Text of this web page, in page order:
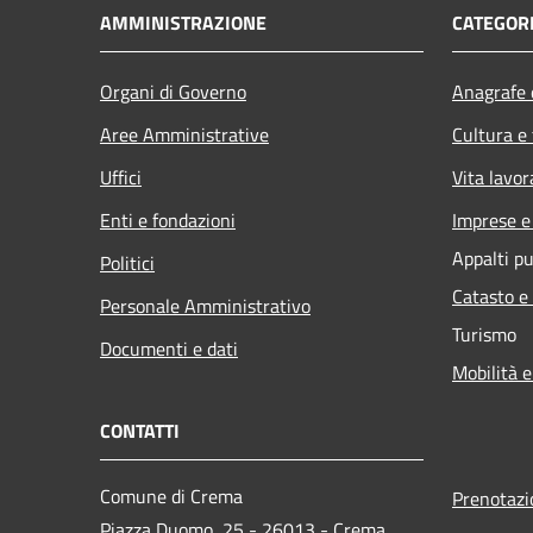
AMMINISTRAZIONE
Organi di Governo
Aree Amministrative
Uffici
Enti e fondazioni
Politici
Personale Amministrativo
Documenti e dati
Cultura
Vita
Imprese
Appalti
Catasto
Turismo
Mobilità
CONTATTI
Comune di Crema